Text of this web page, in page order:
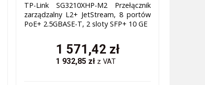
TP-Link SG3210XHP-M2 Przełącznik
zarządzalny L2+ JetStream, 8 portów
PoE+ 2.5GBASE-T, 2 sloty SFP+ 10 GE
1 571,42 zł
1 932,85zł z VAT